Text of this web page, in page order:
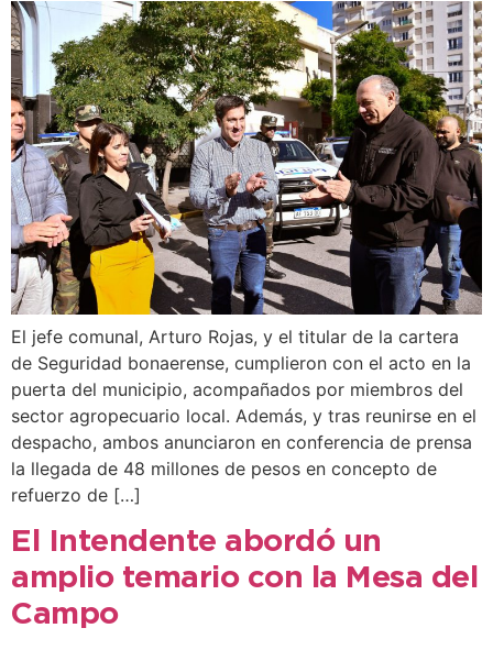
El jefe comunal, Arturo Rojas, y el titular de la cartera
de Seguridad bonaerense, cumplieron con el acto en la
puerta del municipio, acompañados por miembros del
sector agropecuario local. Además, y tras reunirse en el
despacho, ambos anunciaron en conferencia de prensa
la llegada de 48 millones de pesos en concepto de
refuerzo de […]
El Intendente abordó un
amplio temario con la Mesa del
Campo